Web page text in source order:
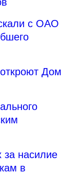
с ОАО
Дом
насилие
в